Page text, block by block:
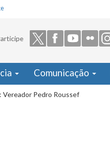
Comunicação
Vereador Pedro Roussef